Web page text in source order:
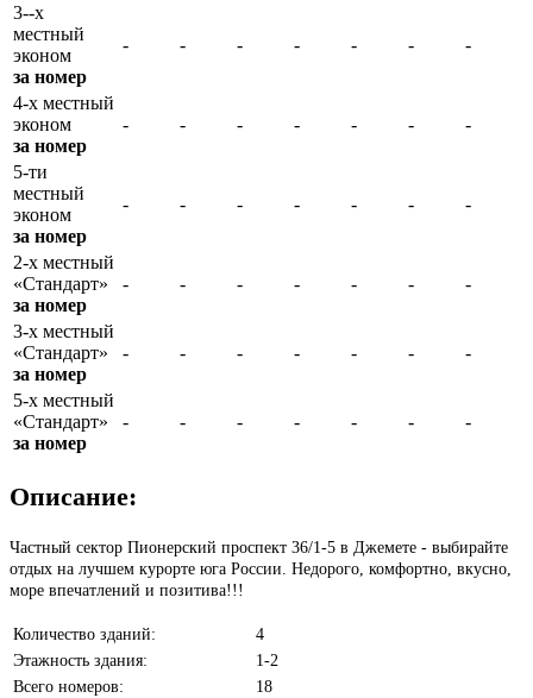
3--х
местный
эконом
за номер
- - - - - - -
4-х местный
эконом
за номер
- - - - - - -
5-ти
местный
эконом
за номер
- - - - - - -
2-х местный
«Стандарт»
за номер
- - - - - - -
3-х местный
«Стандарт»
за номер
- - - - - - -
5-х местный
«Стандарт»
за номер
- - - - - - -
Описание:
Частный сектор Пионерский проспект 36/1-5 в Джемете - выбирайте
отдых на лучшем курорте юга России. Недорого, комфортно, вкусно,
море впечатлений и позитива!!!
Количество зданий:
4
Этажность здания:
1-2
Всего номеров:
18